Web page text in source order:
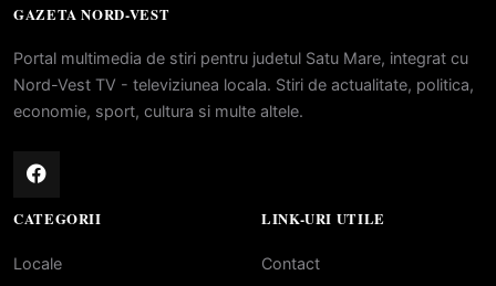
GAZETA NORD-VEST
Portal multimedia de stiri pentru judetul Satu Mare, integrat cu
Nord-Vest TV - televiziunea locala. Stiri de actualitate, politica,
economie, sport, cultura si multe altele.
CATEGORII
Locale
LINK-URI UTILE
Contact